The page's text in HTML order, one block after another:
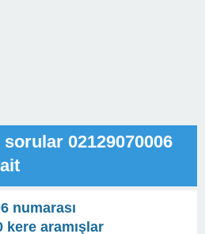
02129070006
numarası
kere aramışlar